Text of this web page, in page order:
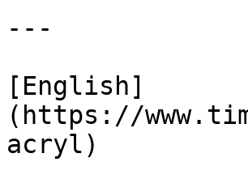
---
[English]
(https://
acryl)